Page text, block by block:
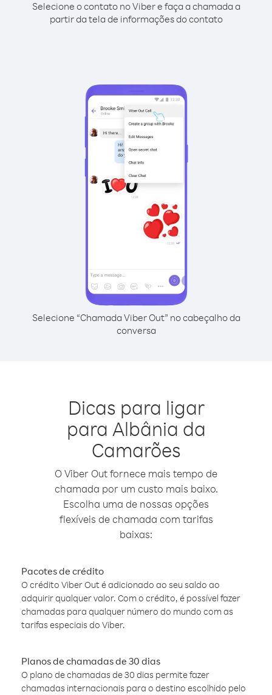
Selecione o contato no Viber e faça a chamada a
partir da tela de informações do contato
Selecione “Chamada Viber Out” no cabeçalho da
conversa
Dicas para ligar
para Albânia da
Camarões
O Viber Out fornece mais tempo de
chamada por um custo mais baixo.
Escolha uma de nossas opções
flexíveis de chamada com tarifas
baixas:
Pacotes de crédito
O crédito Viber Out é adicionado ao seu saldo ao
adquirir qualquer valor. Com o crédito, é possível fazer
chamadas para qualquer número do mundo com as
tarifas especiais do Viber.
Planos de chamadas de 30 dias
O plano de chamadas de 30 dias permite fazer
chamadas internacionais para o destino escolhido pelo